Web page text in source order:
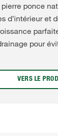
ponce
d’intérieur et
pour
VERS LE